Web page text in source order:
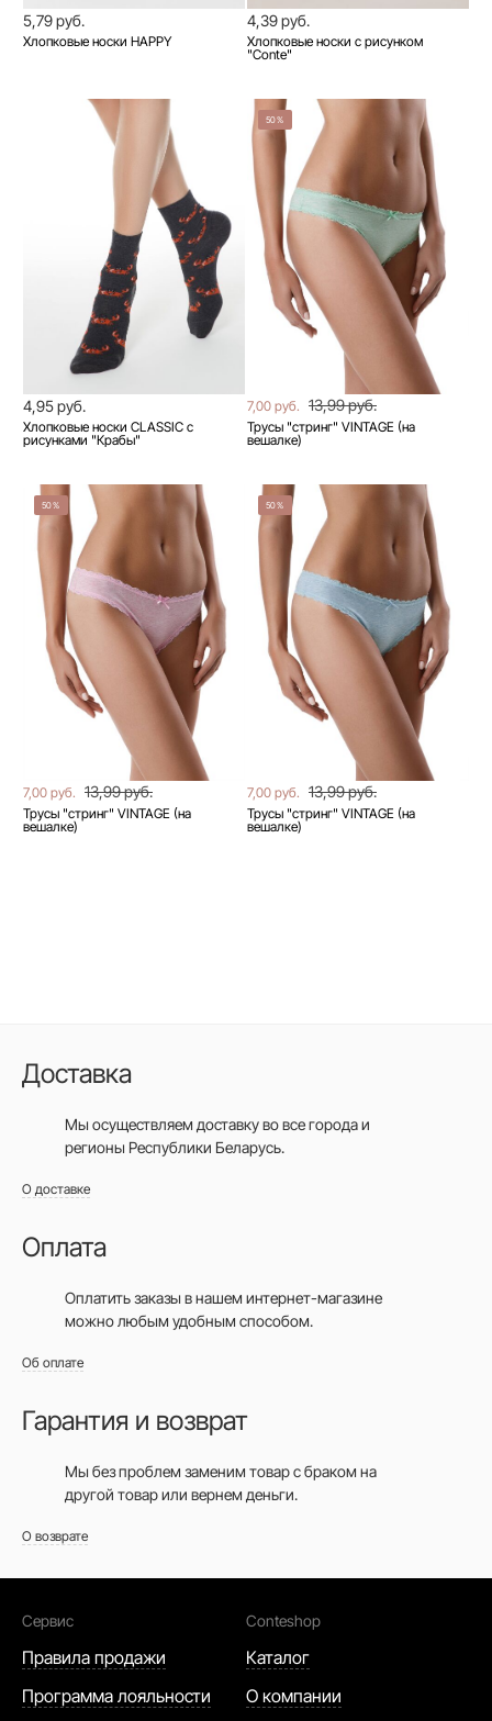
5,79 руб.
Хлопковые носки HAPPY
4,39 руб.
Хлопковые носки с рисунком
"Conte"
4,95 руб.
Хлопковые носки CLASSIC с
рисунками "Крабы"
50%
7,00 руб. 13,99 руб.
Трусы "стринг" VINTAGE (на
вешалке)
50%
7,00 руб. 13,99 руб.
Трусы "стринг" VINTAGE (на
вешалке)
50%
7,00 руб. 13,99 руб.
Трусы "стринг" VINTAGE (на
вешалке)
Доставка
Мы осуществляем доставку во все городаи
регионы Республики Беларусь.
О доставке
Оплата
Оплатить заказы в нашем интернет-магазине
можно любым удобным способом.
Об оплате
Гарантия и возврат
Мы без проблем заменим товар с браком на
другой товар или вернем деньги.
О возврате
Сервис
Правила продажи
Программа лояльности
Conteshop
Каталог
О компании